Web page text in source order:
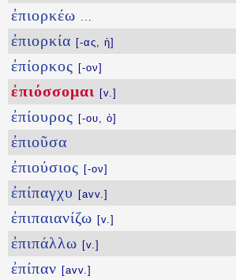
ἐπιορκέω ...
ἐπιορκία [-ας, ἡ]
ἐπίορκος [-ον]
ἐπιόσσομαι [v.]
ἐπίουρος [-ου, ὁ]
ἐπιοῦσα
ἐπιούσιος [-ον]
ἐπίπαγχυ [avv.]
ἐπιπαιανίζω [v.]
ἐπιπάλλω [v.]
ἐπίπαν [avv.]